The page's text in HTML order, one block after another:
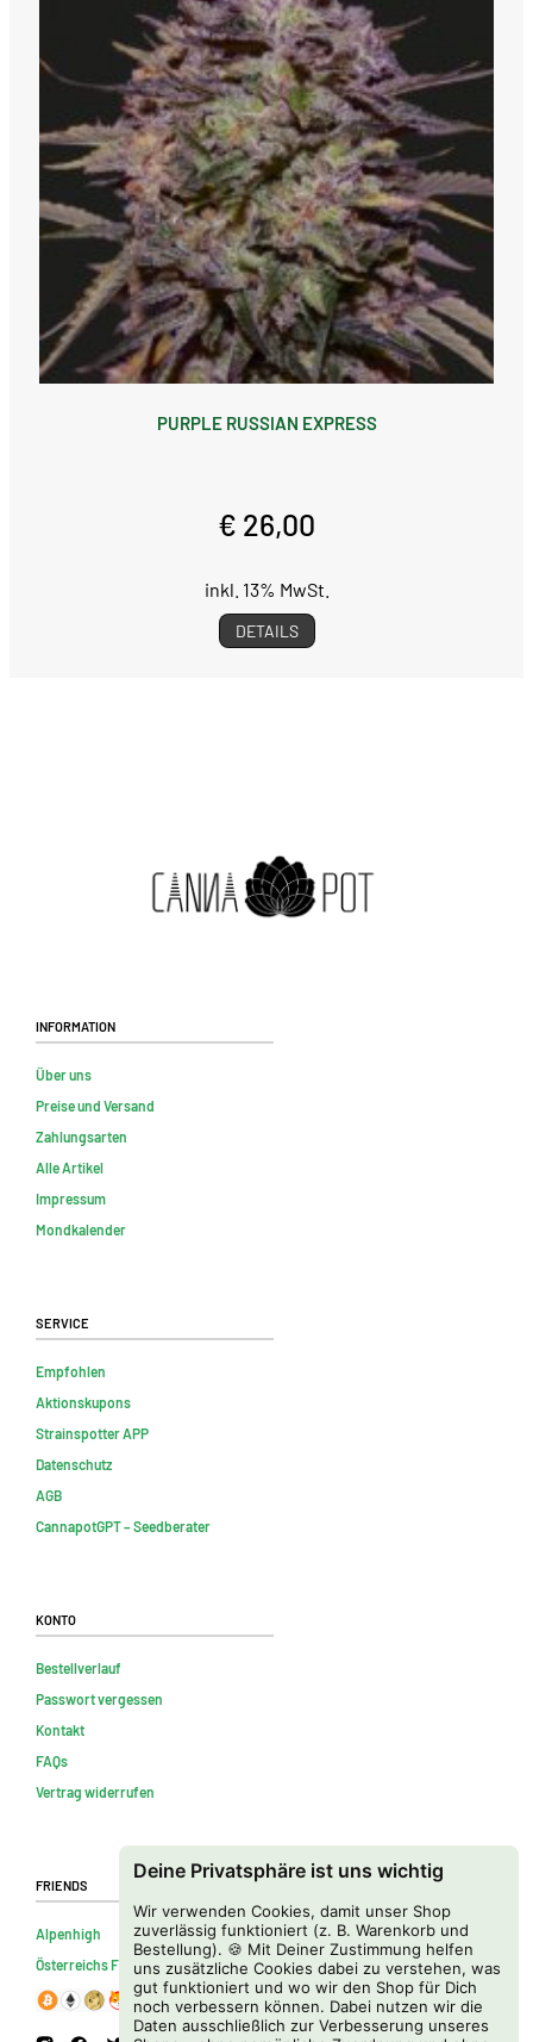
Deine Privatsphäre ist uns wichtig
Wir verwenden Cookies, damit unser Shop
zuverlässig funktioniert (z. B. Warenkorb und
Bestellung). 🍪 Mit Deiner Zustimmung helfen
uns zusätzliche Cookies dabei zu verstehen, was
gut funktioniert und wo wir den Shop für Dich
noch verbessern können. Dabei nutzen wir die
Daten ausschließlich zur Verbesserung unseres
PURPLE RUSSIAN EXPRESS
€ 26,00
inkl. 13% MwSt.
DETAILS
Information
Über uns
Preise und Versand
Zahlungsarten
Alle Artikel
Impressum
Mondkalender
Service
Empfohlen
Aktionskupons
Strainspotter APP
Datenschutz
AGB
CannapotGPT – Seedberater
Konto
Bestellverlauf
Passwort vergessen
Kontakt
FAQs
Vertrag widerrufen
Friends
Alpenhigh
Österreichs Firmenverzeichnis